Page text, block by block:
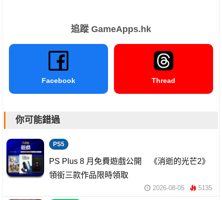
追蹤 GameApps.hk
Facebook Thread
你可能錯過
PS5
PS Plus 8 月免費遊戲公開 《消逝的光芒2》
領銜三款作品限時領取
2026-08-05 5135